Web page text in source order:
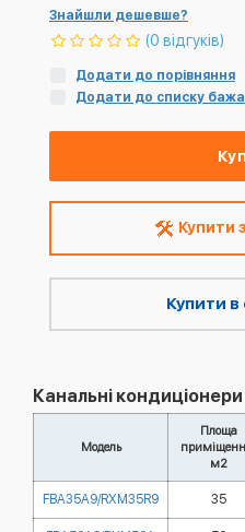
Знайшли дешевше?
(0 відгуків)
Додати до порівняння
Додати до списку
Купити
Купити в
Канальні
Модель
Площа
м2
FBA35A9/RXM35R9 35